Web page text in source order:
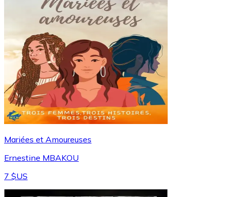
Mariées et Amoureuses
Ernestine MBAKOU
7 $US